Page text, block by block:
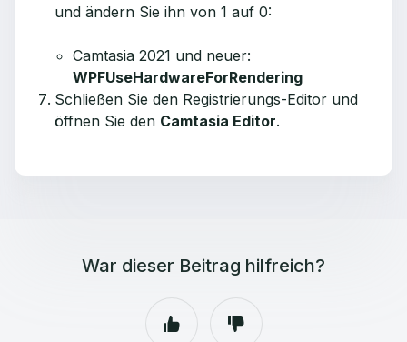
und ändern Sie ihn von 1 auf 0:
Camtasia 2021 und neuer:
WPFUseHardwareForRendering
Schließen Sie den Registrierungs-Editor und
öffnen Sie den Camtasia Editor.
War dieser Beitrag hilfreich?